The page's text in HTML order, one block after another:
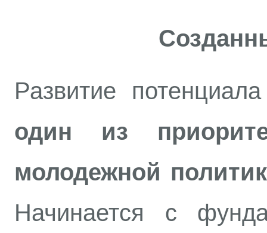
Развитие
один из
молодежной
Начинается с